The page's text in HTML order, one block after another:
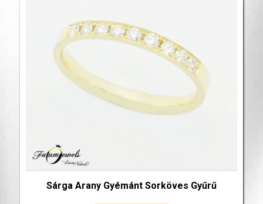
Sárga Arany Gyémánt Sorköves Gyűrű